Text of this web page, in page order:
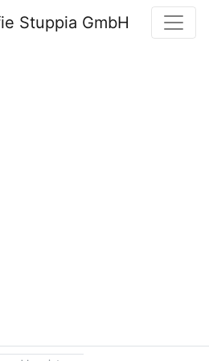
Stuppia GmbH